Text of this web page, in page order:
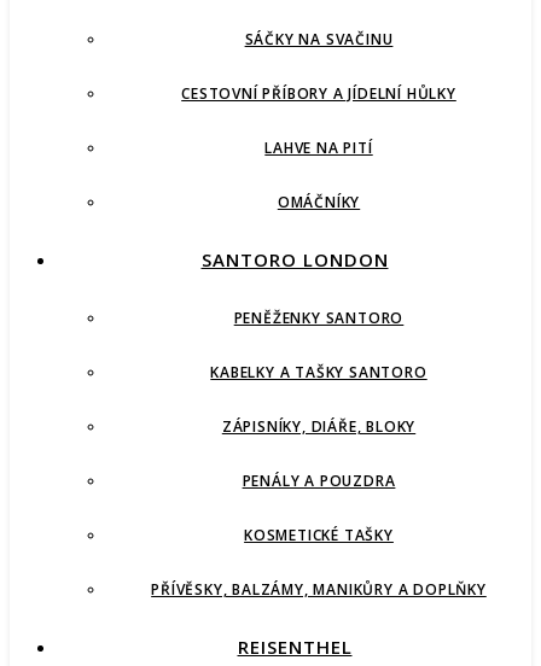
SÁČKY NA SVAČINU
CESTOVNÍ PŘÍBORY A JÍDELNÍ HŮLKY
LAHVE NA PITÍ
OMÁČNÍKY
SANTORO LONDON
PENĚŽENKY SANTORO
KABELKY A TAŠKY SANTORO
ZÁPISNÍKY, DIÁŘE, BLOKY
PENÁLY A POUZDRA
KOSMETICKÉ TAŠKY
PŘÍVĚSKY, BALZÁMY, MANIKŮRY A DOPLŇKY
REISENTHEL